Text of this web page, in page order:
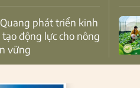
động lực cho nông
vững